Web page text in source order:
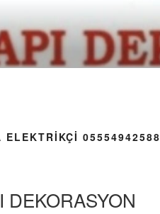
ELEKTRIKÇI 05554942588
DEKORASYON